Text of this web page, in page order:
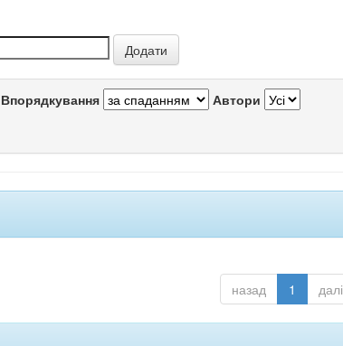
Впорядкування Автори
назад 1 далі